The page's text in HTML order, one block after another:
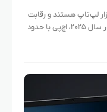
لپ‌تاپ هستند و رقابت
تنگاتنگی با هم دارند. طبق آمار منتشر شده در سال ۲۰۲۵، اچ‌پی با حدود